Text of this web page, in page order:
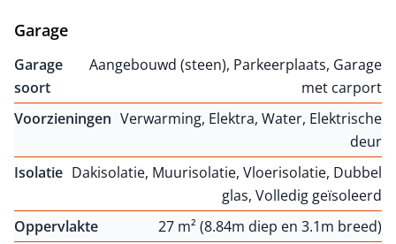
Garage
Garage
soort
Aangebouwd (steen), Parkeerplaats, Garage
met carport
Voorzieningen Verwarming, Elektra, Water, Elektrische
deur
Isolatie Dakisolatie, Muurisolatie, Vloerisolatie, Dubbel
glas, Volledig geïsoleerd
Oppervlakte
27 m² (8.84m diep en 3.1m breed)